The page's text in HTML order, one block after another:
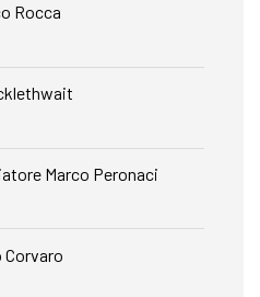
Rocca
Marco Peronaci
Corvaro